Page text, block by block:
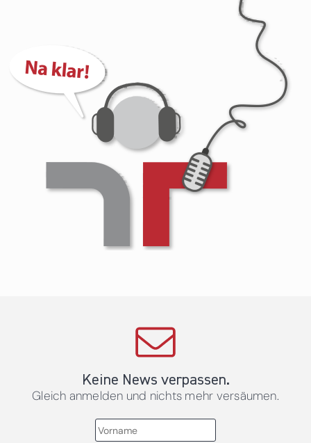
Keine News verpassen.
Gleich anmelden und nichts mehr versäumen.